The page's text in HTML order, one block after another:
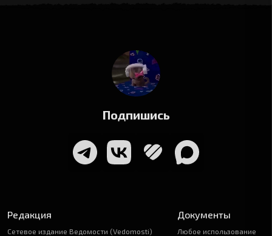
Подпишись
Редакция
Сетевое издание Ведомости (Vedomosti)
Документы
Любое использование